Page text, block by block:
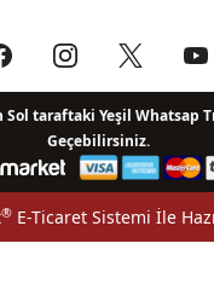
Sol taraftaki Yeşil Whatsap
Geçebilirsiniz.
®E-Ticaret Sistemi İle